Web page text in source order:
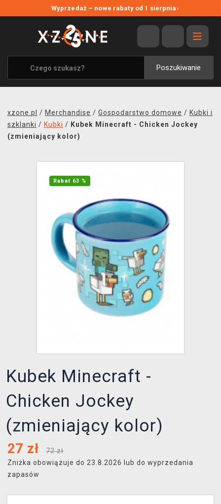
Wyprzedaż – nowe rabaty od 1 sierpnia›
Poszukiwanie
WYPRZEDAŻ
WSZYSTKIE MARKI
XZONE ORIGINALS
UBRANIA I AKCESORIA
SOUNDTRACKI
XZONE KLUB
xzone.pl / Merchandise / Gospodarstwo domowe / Kubki i
szklanki / Kubki / Kubek Minecraft - Chicken Jockey
(zmieniający kolor)
Rabat 63 %
Kubek Minecraft -
Chicken Jockey
(zmieniający kolor)
27 zł
72 zł
Zniżka obowiązuje do 23.8.2026 lub do wyprzedania
zapasów